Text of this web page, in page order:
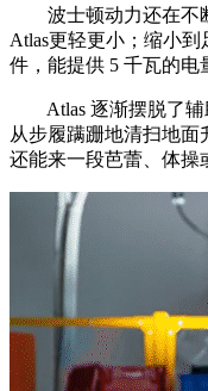
波士顿动力还在不
Atlas更轻更小；缩小
件，能提供 5 千瓦的电
Atlas 逐渐摆脱了辅
从步履蹒跚地清扫地面
还能来一段芭蕾、体操